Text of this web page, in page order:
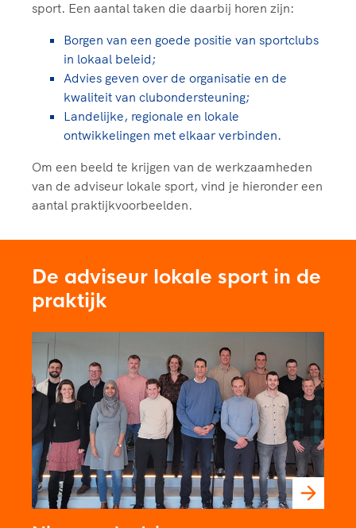
sport. Een aantal taken die daarbij horen zijn:
Borgen van een goede positie van sportclubs
in lokaal beleid;
Advies geven over de organisatie en de
kwaliteit van clubondersteuning;
Landelijke, regionale en lokale
ontwikkelingen met elkaar verbinden.
Om een beeld te krijgen van de werkzaamheden
van de adviseur lokale sport, vind je hieronder een
aantal praktijkvoorbeelden.
De adviseur lokale sport in de
praktijk